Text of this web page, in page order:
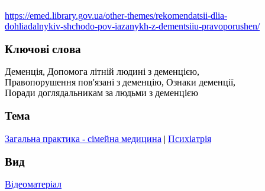
https://emed.library.gov.ua/other-themes/rekomendatsii-dlia-
dohliadalnykiv-shchodo-pov-iazanykh-z-dementsiiu-pravoporushen/
Ключові слова
Деменція, Допомога літній людині з деменцією,
Правопорушення пов'язані з деменцію, Ознаки деменції,
Поради доглядальникам за людьми з деменцією
Тема
Загальна практика - сімейна медицина | Психіатрія
Вид
Відеоматеріал